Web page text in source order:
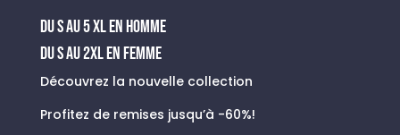
du s au 5 xl en homme
Du S au 2XL en FEMME
Découvrez la nouvelle collection
Profitez de remises jusqu’à -60%!